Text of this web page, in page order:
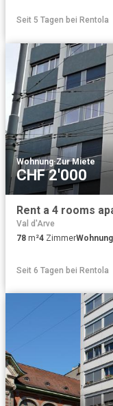
Seit 5 Tagen bei Rentola
Wohnung·Zur Miete
CHF 2'000
Rent a 4 rooms
Val d'Arve
78 m²4 ZimmerWohnung
Seit 6 Tagen bei Rentola